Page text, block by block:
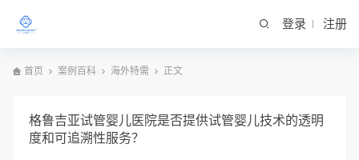
登录 注册
首页 案例百科 海外特需 正文
格鲁吉亚试管婴儿医院是否提供试管婴儿技术的透明
度和可追溯性服务？